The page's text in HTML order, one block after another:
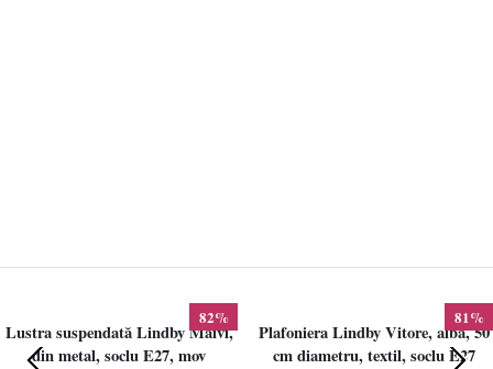
82%
Lustra suspendată Lindby Maivi,
din metal, soclu E27, mov
81%
Plafoniera Lindby Vitore, alba, 50
cm diametru, textil, soclu E27